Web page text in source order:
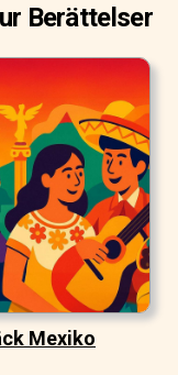
Berättelser
Mexiko